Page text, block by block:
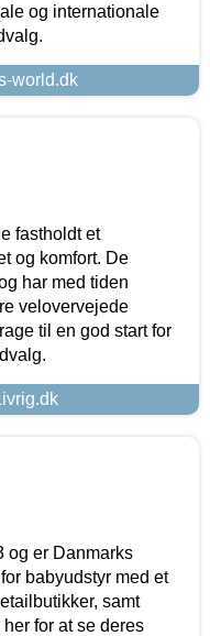
og internationale
world.dk
fastholdt et
og komfort. De
har med tiden
velovervejede
til en god start for
og er Danmarks
babyudstyr med et
samt
for at se deres